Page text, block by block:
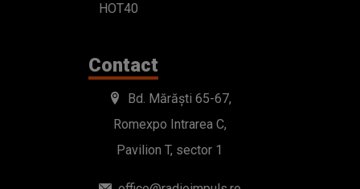
HOT40
Contact
Bd. Mărăști 65-67,
Romexpo Intrarea C,
Pavilion T, sector 1